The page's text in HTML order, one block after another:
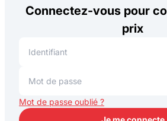
Connectez-vous pour
prix
Mot de passe oublié ?